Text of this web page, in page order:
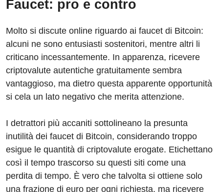
Faucet: pro e contro
Molto si discute online riguardo ai faucet di Bitcoin:
alcuni ne sono entusiasti sostenitori, mentre altri li
criticano incessantemente. In apparenza, ricevere
criptovalute autentiche gratuitamente sembra
vantaggioso, ma dietro questa apparente opportunità
si cela un lato negativo che merita attenzione.
I detrattori più accaniti sottolineano la presunta
inutilità dei faucet di Bitcoin, considerando troppo
esigue le quantità di criptovalute erogate. Etichettano
così il tempo trascorso su questi siti come una
perdita di tempo. È vero che talvolta si ottiene solo
una frazione di euro per ogni richiesta, ma ricevere